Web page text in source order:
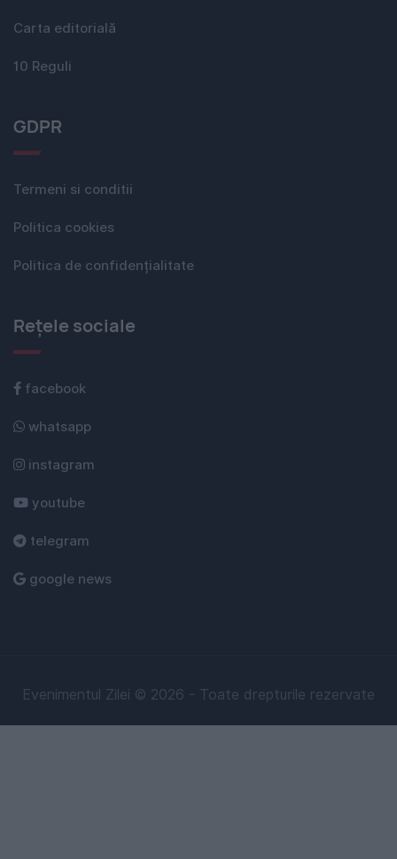
Carta editorială
10 Reguli
GDPR
Termeni si conditii
Politica cookies
Politica de confidențialitate
Rețele sociale
facebook
whatsapp
instagram
youtube
telegram
google news
Evenimentul Zilei © 2026 - Toate drepturile rezervate